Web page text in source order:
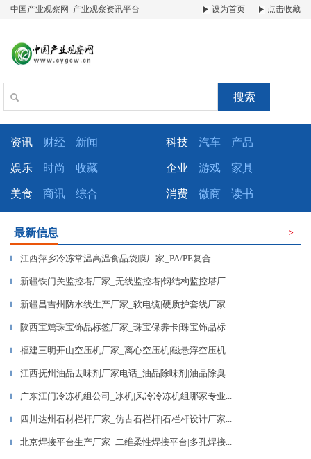
中国产业观察网_产业观察资讯平台 设为首页 点击收藏
搜索
资讯 财经 新闻 科技 汽车 产品
娱乐 时尚 收藏 企业 游戏 家具
美食 商讯 综合 消费 微商 读书
最新信息 >
▎ 江西萍乡冷冻常温高温食品袋膜厂家_PA/PE复合...
▎ 新疆铁门关监控塔厂家_无线监控塔|钢结构监控塔厂...
▎ 新疆昌吉州防水线生产厂家_软电缆|硬质护套线厂家...
▎ 陕西宝鸡珠宝饰品标签厂家_珠宝保养卡|珠宝饰品标...
▎ 福建三明开山空压机厂家_离心空压机|磁悬浮空压机...
▎ 江西抚州油品去味剂厂家电话_油品除味剂|油品除臭...
▎ 广东江门冷冻机组公司_冰机|风冷冷冻机组哪家专业...
▎ 四川达州石材栏杆厂家_仿古石栏杆|石栏杆设计厂家...
▎ 北京焊接平台生产厂家_二维柔性焊接平台|多孔焊接...